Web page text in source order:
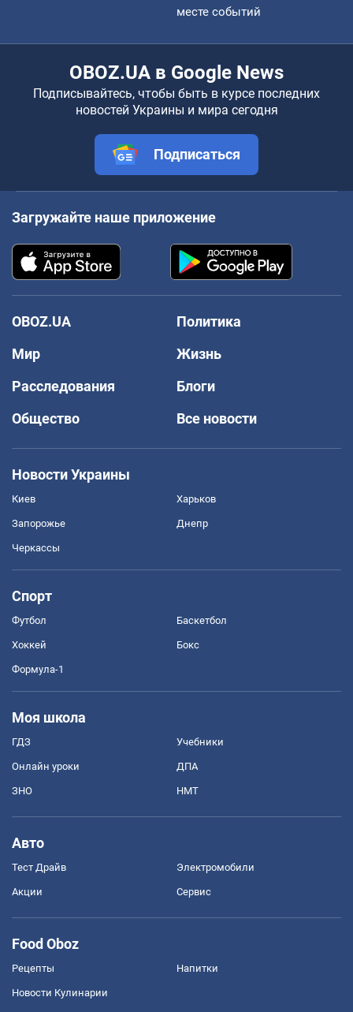
месте событий
OBOZ.UA в Google News
Подписывайтесь, чтобы быть в курсе последних
новостей Украины и мира сегодня
Подписаться
Загружайте наше приложение
OBOZ.UA
Политика
Мир
Жизнь
Расследования
Блоги
Общество
Все новости
Новости Украины
Киев Харьков
Запорожье Днепр
Черкассы
Спорт
Футбол Баскетбол
Хоккей Бокс
Формула-1
Моя школа
ГДЗ Учебники
Онлайн уроки ДПА
ЗНО НМТ
Авто
Тест Драйв Электромобили
Акции Сервис
Food Oboz
Рецепты Напитки
Новости Кулинарии